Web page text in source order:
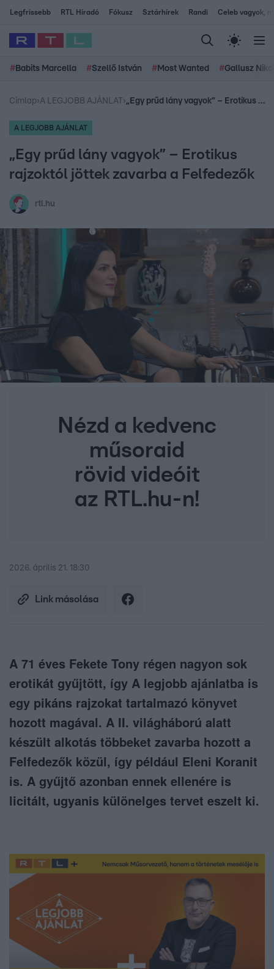
Legfrissebb RTL Híradó Fókusz Sztárhírek Randi Celeb vagyok,
# Babits Marcella #Szellő István # Most Wanted #Gallusz
Címlap›A LEGJOBB AJÁNLAT › „Egy prűd lány vagyok” – Erotikus rajzoktól jöttek zavarba a Felfedezők
A LEGJOBB AJÁNLAT
„Egy prűd lány vagyok” – Erotikus
rajzoktól jöttek zavarba a Felfedezők
rtl.hu
Nézd a kedvenc
műsoraid
rövid videóit
az RTL.hu-n!
2026. április 21. 18:30
Link másolása
A 71 éves Fekete Tony régen nagyon sok
erotikát gyűjtött, így A legjobb ajánlatba is
egy pikáns rajzokat tartalmazó könyvet
hozott magával. A II. világháború alatt
készült alkotás többeket zavarba hozott a
Felfedezők közül, így például Eleni Koranit
is. A gyűjtő azonban ennek ellenére is
licitált, ugyanis különelges tervet eszelt ki.